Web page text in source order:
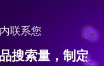
联系您
搜索量，制定